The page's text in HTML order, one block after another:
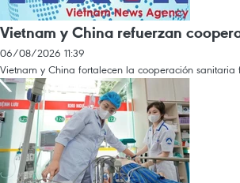
Vietnam y China refuerzan
06/08/2026 11:39
Vietnam y China fortalecen la cooperación